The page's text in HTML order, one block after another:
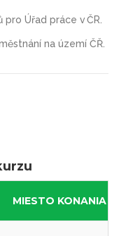
Úřad práce v ČR.
na území ČŘ.
MIESTO KONANIA